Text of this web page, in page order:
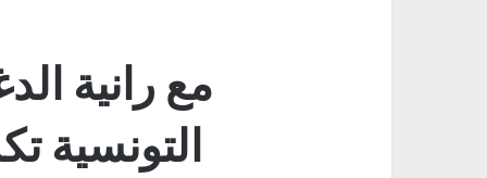
التونسية